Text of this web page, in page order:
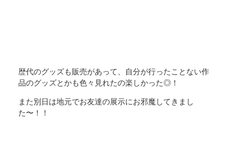
歴代のグッズも販売があって、自分が行ったことない作
品のグッズとかも色々見れたの楽しかった◎！
また別日は地元でお友達の展示にお邪魔してきまし
た〜！！